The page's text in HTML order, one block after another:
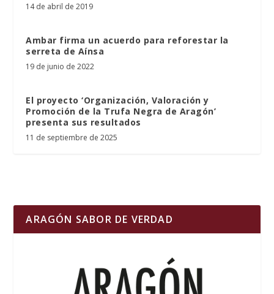
14 de abril de 2019
Ambar firma un acuerdo para reforestar la
serreta de Aínsa
19 de junio de 2022
El proyecto ‘Organización, Valoración y
Promoción de la Trufa Negra de Aragón’
presenta sus resultados
11 de septiembre de 2025
ARAGÓN SABOR DE VERDAD